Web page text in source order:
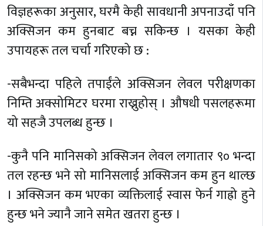
विज्ञहरूका अनुसार, घरमै केही सावधानी अपनाउदाँ पनि
अक्सिजन कम हुनबाट बच्न सकिन्छ । यसका केही
उपायहरू तल चर्चा गरिएको छ :
-सबैभन्दा पहिले तपाईंले अक्सिजन लेवल परीक्षणका
निम्ति अक्सोमिटर घरमा राख्नुहोस् । औषधी पसलहरूमा
यो सहजै उपलब्ध हुन्छ ।
-कुनै पनि मानिसको अक्सिजन लेवल लगातार ९० भन्दा
तल रहन्छ भने सो मानिसलाई अक्सिजन कम हुन थाल्छ
। अक्सिजन कम भएका व्यक्तिलाई स्वास फेर्न गाह्रो हुने
हुन्छ भने ज्यानै जाने समेत खतरा हुन्छ ।